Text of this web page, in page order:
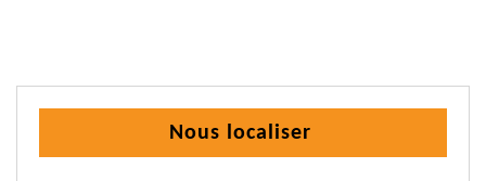
Nous localiser